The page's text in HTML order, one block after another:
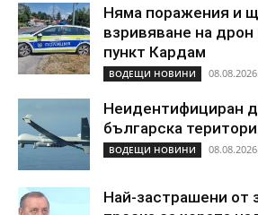
Няма поражения и
взривяване на дрон
пункт Кардам
ВОДЕЩИ НОВИНИ
Неидентифициран
българска
ВОДЕЩИ НОВИНИ
Най-застрашени от